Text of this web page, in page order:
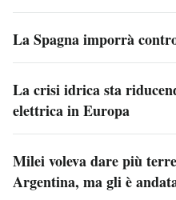
La Spagna imporrà
La crisi idrica sta
elettrica in Europa
Milei voleva dare più
Argentina, ma gli è